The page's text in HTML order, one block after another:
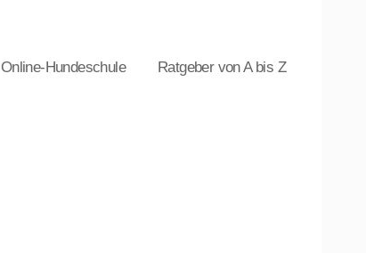
Online-Hundeschule Ratgeber von A bis Z